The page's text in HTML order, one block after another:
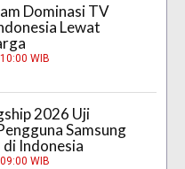
Dominasi TV
Lewat
WIB
2026 Uji
Samsung
di Indonesia
WIB